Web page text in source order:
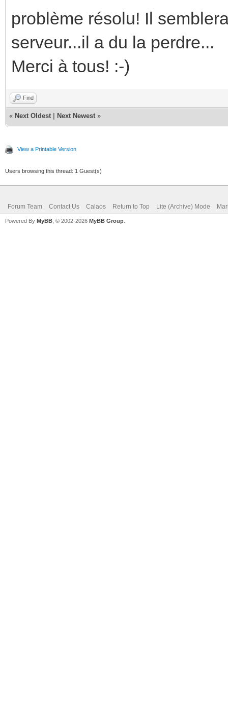
problème résolu! Il
serveur...il a du la perdre...
Merci à tous! :-)
Find
« Next Oldest Next Newest »
View a Printable Version
Users browsing this thread: 1 Guest(s)
Forum Team Contact Us Calaos Return to Top Lite (Archive) Mode
Powered By MyBB , © 2002-2026 MyBB Group